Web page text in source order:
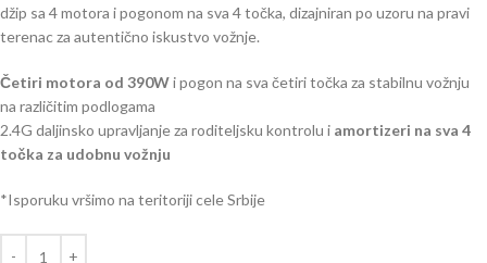
džip sa 4 motora i pogonom na sva 4 točka, dizajniran po uzoru na pravi
terenac za autentično iskustvo vožnje.
Četiri motora od 390Wi pogon na sva četiri točka za stabilnu vožnju
na različitim podlogama
2.4G daljinsko upravljanje za roditeljsku kontrolu i amortizeri na sva 4
točka za udobnu vožnju
*Isporuku vršimo na teritoriji cele Srbije